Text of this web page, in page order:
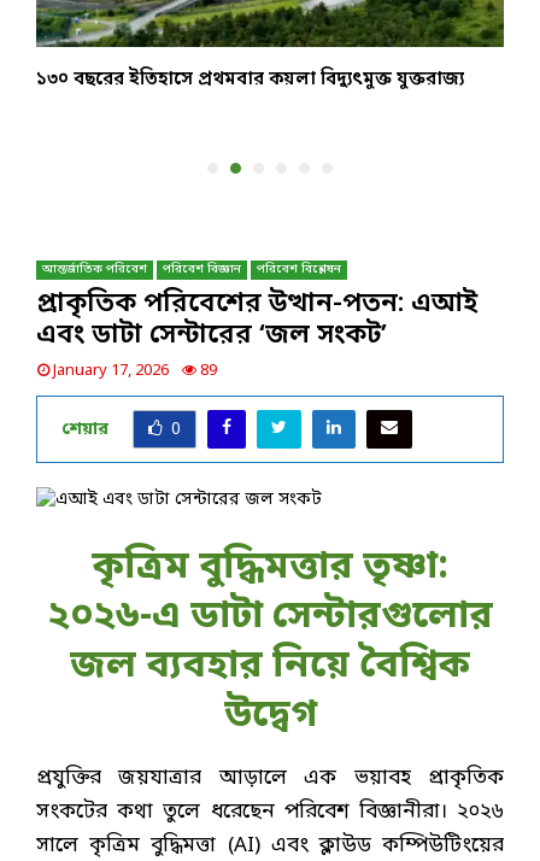
১৩০ বছরের ইতিহাসে প্রথমবার কয়লা বিদ্যুৎমুক্ত যুক্তরাজ্য
আন্তর্জাতিক পরিবেশ পরিবেশ বিজ্ঞান পরিবেশ বিশ্লেষন
প্রাকৃতিক পরিবেশের উত্থান-পতন: এআই
এবং ডাটা সেন্টারের ‘জল সংকট’
January 17, 2026 89
শেয়ার 0
কৃত্রিম বুদ্ধিমত্তার তৃষ্ণা:
২০২৬-এ ডাটা সেন্টারগুলোর
জল ব্যবহার নিয়ে বৈশ্বিক
উদ্বেগ
প্রযুক্তির জয়যাত্রার আড়ালে এক ভয়াবহ প্রাকৃতিক
সংকটের কথা তুলে ধরেছেন পরিবেশ বিজ্ঞানীরা। ২০২৬
সালে কৃত্রিম বুদ্ধিমত্তা (AI) এবং ক্লাউড কম্পিউটিংয়ের